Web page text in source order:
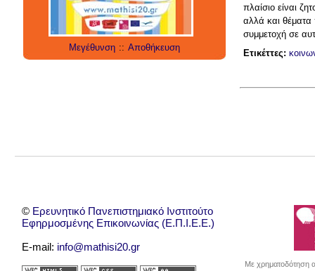
Μεγέθυνση :: Αποθήκευση
πλαίσιο είναι
αλλά και θέματα
συμμετοχή σε
Ετικέττες:
© Ερευνητικό Πανεπιστημιακό Ινστιτούτο
Εφηρμοσμένης Επικοινωνίας (Ε.Π.Ι.Ε.Ε.)
E-mail: info@mathisi20.gr
Με χρηματοδότηση